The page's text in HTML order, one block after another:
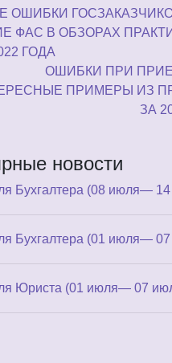
по записям
ОШИБКИ
ФАС В ОБЗОРАХ
ГОДА
ОШИБКИ ПРИ
ПРИМЕРЫ ИЗ
ЗА
новости
Бухгалтера (08 июля— 14
Бухгалтера (01 июля— 07
Юриста (01 июля— 07